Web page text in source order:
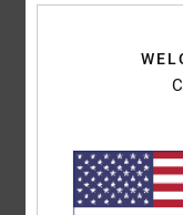
Recomiendo este